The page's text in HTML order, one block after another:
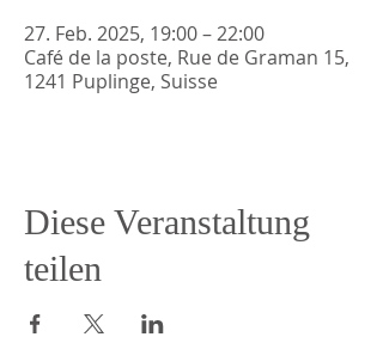
27. Feb. 2025, 19:00 – 22:00
Café de la poste, Rue de Graman 15,
1241 Puplinge, Suisse
Diese Veranstaltung
teilen